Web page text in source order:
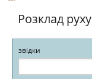
Розклад
звідки